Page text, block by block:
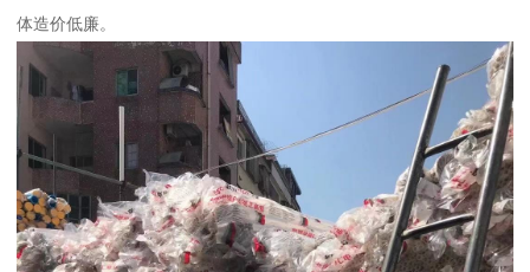
体造价低廉。